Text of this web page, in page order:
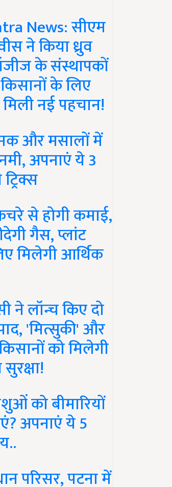
News: सीएम
ने किया ध्रुव
के संस्थापकों
के लिए
नई पहचान!
और मसालों में
अपनाएं ये 3
से होगी कमाई,
गैस, प्लांट
मिलेगी आर्थिक
ने लॉन्च किए दो
'मित्सुकी' और
को मिलेगी
को बीमारियों
अपनाएं ये 5
परिसर, पटना में